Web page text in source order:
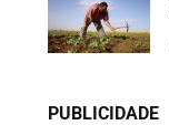
PUBLICIDADE